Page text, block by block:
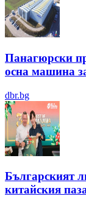
Панагюрски
осна машина
dbr.bg
Българският
китайския